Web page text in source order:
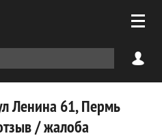
Ленина 61, Пермь
/ жалоба